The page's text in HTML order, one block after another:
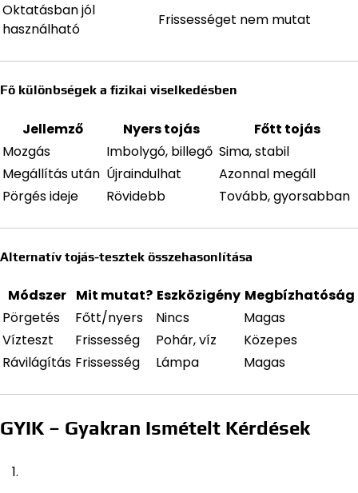
Oktatásban jól
használható
Frissességet nem mutat
Fő különbségek a fizikai viselkedésben
Jellemző Nyers tojás
Főtt tojás
Mozgás
Imbolygó, billegő Sima, stabil
Megállítás után Újraindulhat
Azonnal megáll
Pörgés ideje
Rövidebb Tovább, gyorsabban
Alternatív tojás-tesztek összehasonlítása
Módszer Mit mutat? Eszközigény Megbízhatóság
Pörgetés
Főtt/nyers Nincs
Magas
Vízteszt
Frissesség Pohár, víz
Közepes
Rávilágítás Frissesség Lámpa Magas
GYIK – Gyakran Ismételt Kérdések